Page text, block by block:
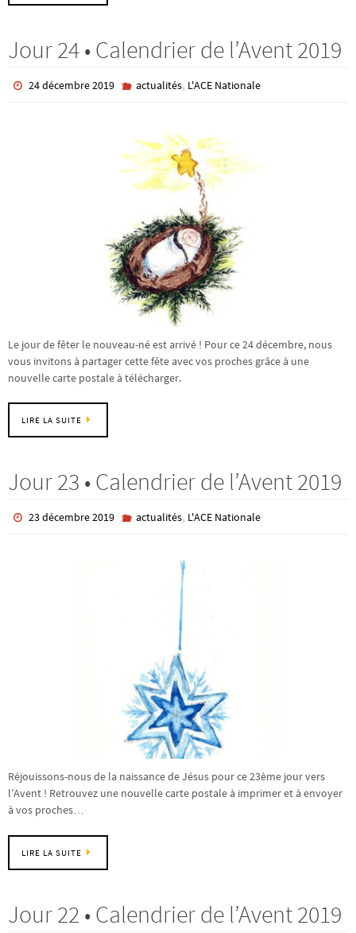
Jour 24 • Calendrier de l’Avent 2019
24 décembre 2019 actualités, L'ACE Nationale
Le jour de fêter le nouveau-né est arrivé ! Pour ce 24 décembre, nous
vous invitons à partager cette fête avec vos proches grâce à une
nouvelle carte postale à télécharger.
LIRE LA SUITE
Jour 23 • Calendrier de l’Avent 2019
23 décembre 2019 actualités, L'ACE Nationale
Réjouissons-nous de la naissance de Jésus pour ce 23ème jour vers
l’Avent ! Retrouvez une nouvelle carte postale à imprimer et à envoyer
à vos proches…
LIRE LA SUITE
Jour 22 • Calendrier de l’Avent 2019